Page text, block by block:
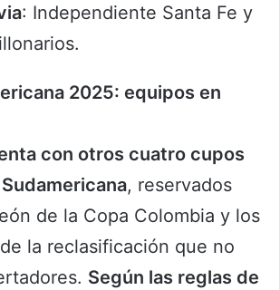
: Independiente Santa Fe y
2025: equipos en
con otros cuatro cupos
, reservados
de la Copa Colombia y los
la reclasificación que no
Según las reglas de